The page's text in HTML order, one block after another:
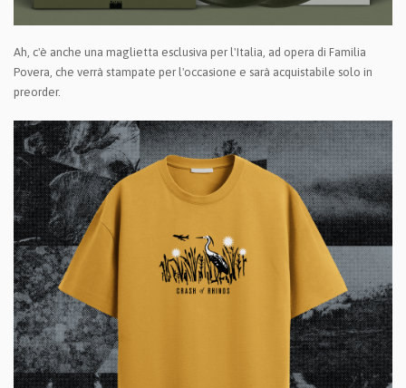
Ah, c'è anche una maglietta esclusiva per l'Italia, ad opera di Familia
Povera, che verrà stampate per l'occasione e sarà acquistabile solo in
preorder.